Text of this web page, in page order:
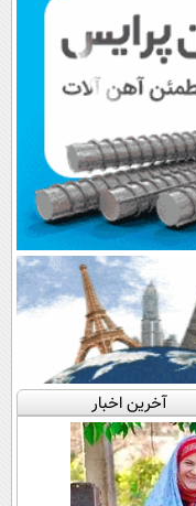
آخرین اخبار